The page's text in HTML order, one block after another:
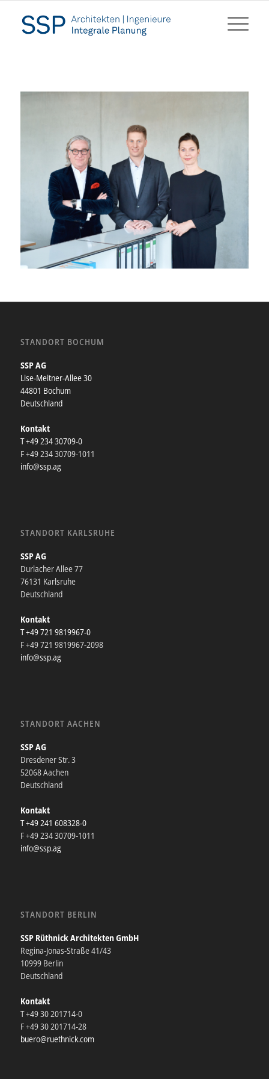
STANDORT BOCHUM
SSP AG
Lise-Meitner-Allee 30
44801 Bochum
Deutschland
Kontakt
T +49 234 30709-0
F +49 234 30709-1011
info@ssp.ag
STANDORT KARLSRUHE
SSP AG
Durlacher Allee 77
76131 Karlsruhe
Deutschland
Kontakt
T +49 721 9819967-0
F +49 721 9819967-2098
info@ssp.ag
STANDORT AACHEN
SSP AG
Dresdener Str. 3
52068 Aachen
Deutschland
Kontakt
T +49 241 608328-0
F +49 234 30709-1011
info@ssp.ag
STANDORT BERLIN
SSP Rüthnick Architekten GmbH
Regina-Jonas-Straße 41/43
10999 Berlin
Deutschland
Kontakt
T +49 30 201714-0
F +49 30 201714-28
buero@ruethnick.com